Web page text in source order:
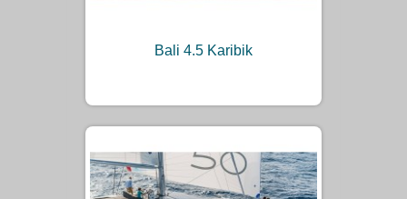
Bali 4.5 Karibik